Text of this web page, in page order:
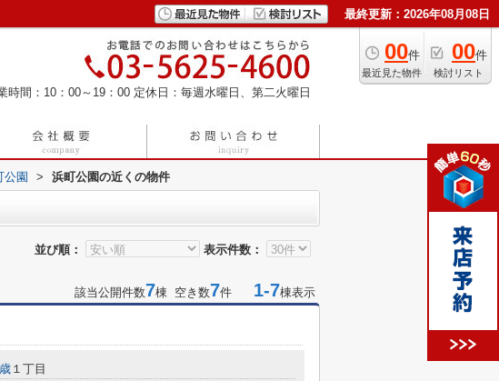
最終更新：2026年08月08日
00件
最近見た物件
00件
検討リスト
時間：10：00～19：00 定休日：毎週水曜日、第二火曜日
公園 > 浜町公園の近くの物件
並び順： 表示件数：
該当公開件数7棟 空き数7件 1-7棟表示
１丁目